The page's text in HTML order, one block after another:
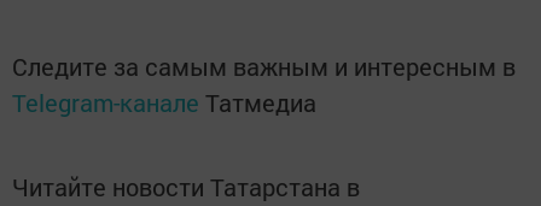
Следите за самым важным и интересным в
Telegram-канале Татмедиа
Читайте новости Татарстана в